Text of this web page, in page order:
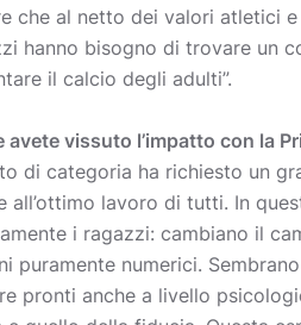
che al netto dei valori atletici
hanno bisogno di trovare un
il calcio degli adulti”.
avete vissuto l’impatto con la
di categoria ha richiesto un
all’ottimo lavoro di tutti. In
i ragazzi: cambiano il
puramente numerici.
pronti anche a livello